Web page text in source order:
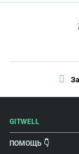
GITWELL
ПОМОЩЬ 👇